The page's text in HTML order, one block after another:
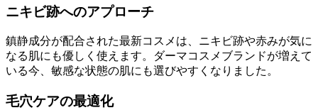
ニキビ跡へのアプローチ
鎮静成分が配合された最新コスメは、ニキビ跡や赤みが気に
なる肌にも優しく使えます。ダーマコスメブランドが増えて
いる今、敏感な状態の肌にも選びやすくなりました。
毛穴ケアの最適化